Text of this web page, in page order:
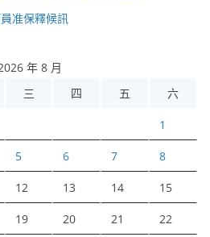
准保釋候訊
年 8 月
三 四 五 六
1
5 6 7 8
12 13 14 15
19 20 21 22